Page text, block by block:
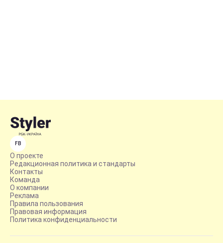
FB
О проекте
Редакционная политика и стандарты
Контакты
Команда
О компании
Реклама
Правила пользования
Правовая информация
Политика конфиденциальности